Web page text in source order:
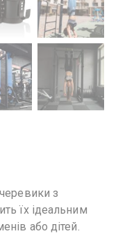
з
їх ідеальним
або дітей.